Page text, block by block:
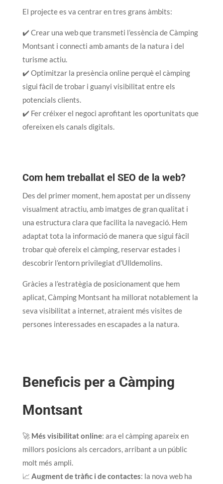
El projecte es va centrar en tres grans àmbits:
✔️ Crear una web que transmeti l’essència de Càmping
Montsant i connecti amb amants de la natura i del
turisme actiu.
✔️ Optimitzar la presència online perquè el càmping
sigui fàcil de trobar i guanyi visibilitat entre els
potencials clients.
✔️ Fer créixer el negoci aprofitant les oportunitats que
ofereixen els canals digitals.
Com hem treballat el SEO de la web?
Des del primer moment, hem apostat per un disseny
visualment atractiu, amb imatges de gran qualitat i
una estructura clara que facilita la navegació. Hem
adaptat tota la informació de manera que sigui fàcil
trobar què ofereix el càmping, reservar estades i
descobrir l’entorn privilegiat d’Ulldemolins.
Gràcies a l’estratègia de posicionament que hem
aplicat, Càmping Montsant ha millorat notablement la
seva visibilitat a internet, atraient més visites de
persones interessades en escapades a la natura.
Beneficis per a Càmping
Montsant
🚀 Més visibilitat online: ara el càmping apareix en
millors posicions als cercadors, arribant a un públic
molt més ampli.
📈 Augment de tràfic i de contactes: la nova web ha